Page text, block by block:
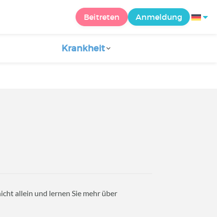
Beitreten Anmeldung
Krankheit
allein und lernen Sie mehr über